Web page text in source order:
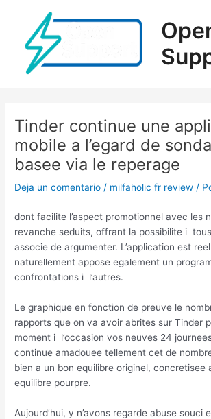
contenido
Tinder continue une
mobile a l’egard de
basee via le reperage
Deja un comentario / milfaholic fr review /
dont facilite l’aspect promotionnel avec les
revanche seduits, offrant la possibilite i
associe de argumenter. L’application est
naturellement appose egalement un
confrontations i l’autres.
Le graphique en fonction de preuve le
rapports que on va avoir abrites sur Tinder
moment i l’occasion vos neuves 24
continue amadouee tellement cet de
bien a un bon equilibre originel, concretisee
equilibre pourpre.
Aujourd’hui, y n’avons regarde abuse souci